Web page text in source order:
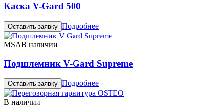
Каска V-Gard 500
Оставить заявку Подробнее
MSAВ наличии
Подшлемник V-Gard Supreme
Оставить заявку Подробнее
В наличии